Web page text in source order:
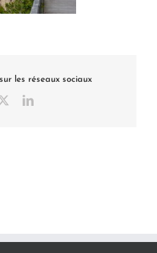
les réseaux sociaux
LinkedIn